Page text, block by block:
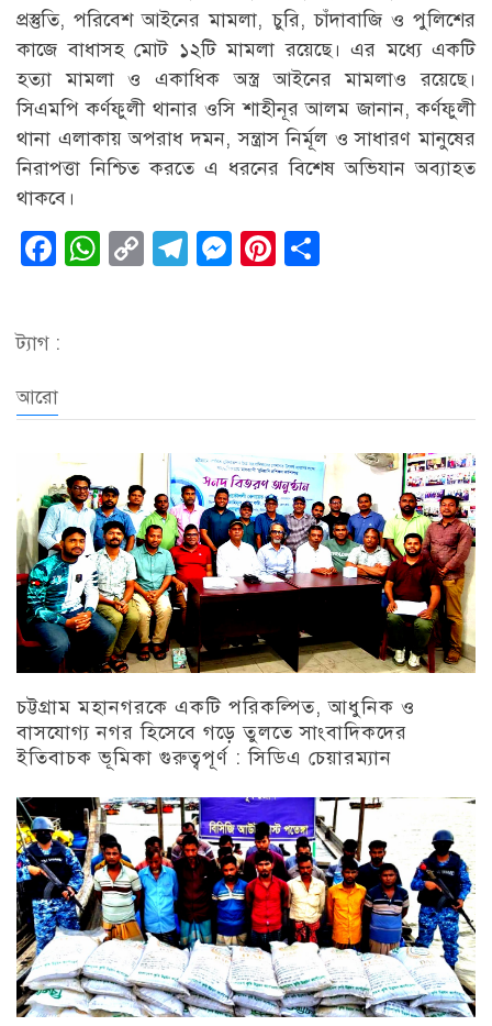
প্রস্তুতি, পরিবেশ আইনের মামলা, চুরি, চাঁদাবাজি ও পুলিশের
কাজে বাধাসহ মোট ১২টি মামলা রয়েছে। এর মধ্যে একটি
হত্যা মামলা ও একাধিক অস্ত্র আইনের মামলাও রয়েছে।
সিএমপি কর্ণফুলী থানার ওসি শাহীনূর আলম জানান, কর্ণফুলী
থানা এলাকায় অপরাধ দমন, সন্ত্রাস নির্মূল ও সাধারণ মানুষের
নিরাপত্তা নিশ্চিত করতে এ ধরনের বিশেষ অভিযান অব্যাহত
থাকবে।
Facebook
WhatsApp
CopyTelegram
Messenger
Pinterest
ট্যাগ :
আরো
চট্টগ্রাম মহানগরকে একটি পরিকল্পিত, আধুনিক ও
বাসযোগ্য নগর হিসেবে গড়ে তুলতে সাংবাদিকদের
ইতিবাচক ভূমিকা গুরুত্বপূর্ণ : সিডিএ চেয়ারম্যান